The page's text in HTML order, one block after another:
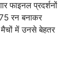
फाइनल प्रदर्शनों
रन बनाकर
मैचों में उनसे बेहतर